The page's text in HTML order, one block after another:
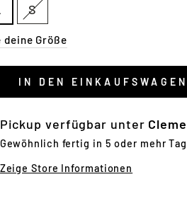
S
deine Größe
IN DEN
Pickup verfügbar unter
Gewöhnlich fertig in 5 oder mehr
Zeige Store Informationen